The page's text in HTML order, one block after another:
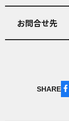
お問合せ先
SHARE